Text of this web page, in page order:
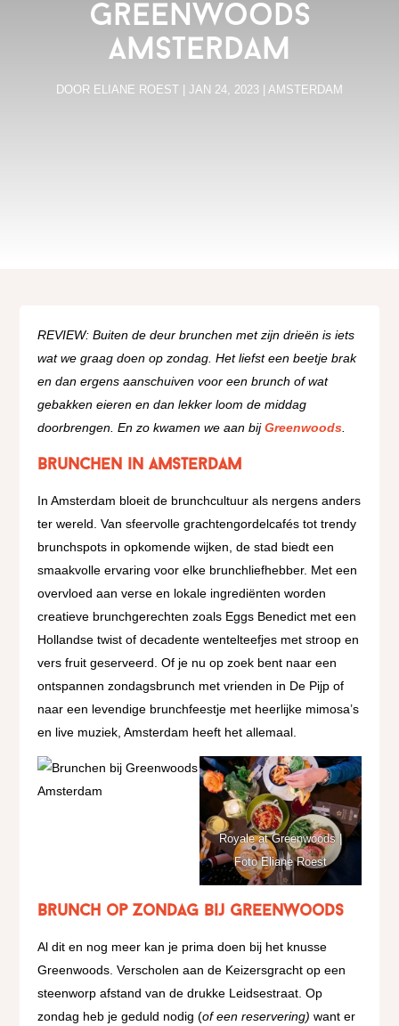
Greenwoods
Amsterdam
DOOR ELIANE ROEST JAN 24, 2023 AMSTERDAM
REVIEW: Buiten de deur brunchen met zijn drieën is iets
wat we graag doen op zondag. Het liefst een beetje brak
en dan ergens aanschuiven voor een brunch of wat
gebakken eieren en dan lekker loom de middag
doorbrengen. En zo kwamen we aan bijGreenwoods
Brunchen in Amsterdam
In Amsterdam bloeit de brunchcultuur als nergens anders
ter wereld. Van sfeervolle grachtengordelcafés tot trendy
brunchspots in opkomende wijken, de stad biedt een
smaakvolle ervaring voor elke brunchliefhebber. Met een
overvloed aan verse en lokale ingrediënten worden
creatieve brunchgerechten zoals Eggs Benedict met een
Hollandse twist of decadente wentelteefjes met stroop en
vers fruit geserveerd. Of je nu op zoek bent naar een
ontspannen zondagsbrunch met vrienden in De Pijp of
naar een levendige brunchfeestje met heerlijke mimosa’s
en live muziek, Amsterdam heeft het allemaal.
Royale at Greenwoods |
Foto Eliane Roest
Brunch op zondag bij Greenwoods
Al dit en nog meer kan je prima doen bij het knusse
Greenwoods. Verscholen aan de Keizersgracht op een
steenworp afstand van de drukke Leidsestraat. Op
zondag heb je geduld nodig (of een reservering)want er